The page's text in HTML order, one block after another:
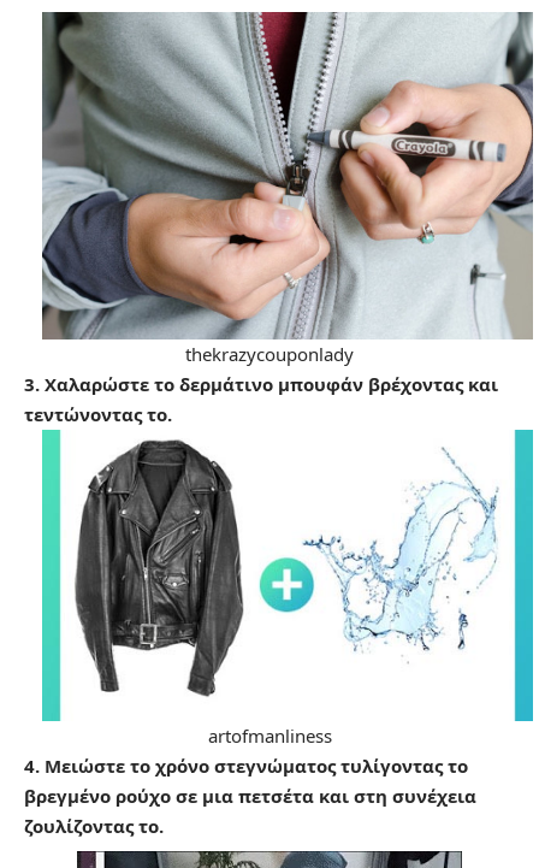
thekrazycouponlady
3. Χαλαρώστε το δερμάτινο μπουφάν βρέχοντας και
τεντώνοντας το.
artofmanliness
4. Μειώστε το χρόνο στεγνώματος τυλίγοντας το
βρεγμένο ρούχο σε μια πετσέτα και στη συνέχεια
ζουλίζοντας το.